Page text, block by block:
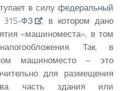
в силу федеральный
315-ФЗ
, в котором дано
«машиноместа», в том
Так, в
машиноместо – это
для размещения
часть здания или